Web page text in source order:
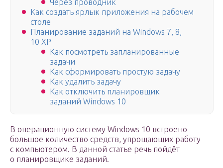
Через проводник
Как создать ярлык приложения на рабочем
столе
Планирование заданий на Windows 7, 8,
10 XP
Как посмотреть запланированные
задачи
Как сформировать простую задачу
Как удалить задачу
Как отключить планировщик
заданий Windows 10
В операционную систему Windows 10 встроено
большое количество средств, упрощающих работу
с компьютером. В данной статье речь пойдёт
о планировщике заданий.